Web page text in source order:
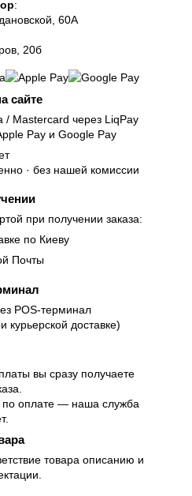
:
60А
20б
сайте
/ Mastercard через LiqPay
Pay и Google Pay
· без нашей комиссии
при получении заказа:
по Киеву
Почты
POS-терминал
курьерской доставке)
вы сразу получаете
по оплате — наша служба
товара описанию и